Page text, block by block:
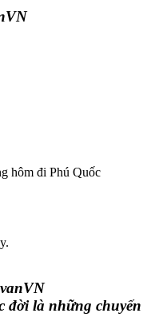
hôm đi Phú Quốc
là những chuyến đi